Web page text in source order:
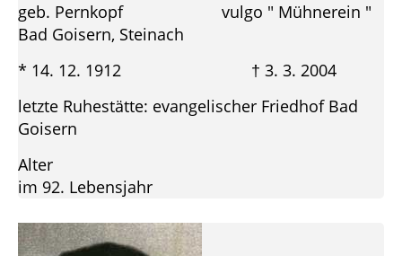
geb. Pernkopf vulgo " Mühnerein "
Bad Goisern, Steinach
* 14. 12. 1912 † 3. 3. 2004
letzte Ruhestätte: evangelischer Friedhof Bad
Goisern
Alter
im 92. Lebensjahr